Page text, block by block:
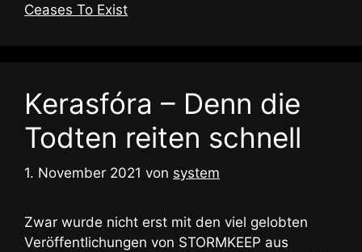
Ceases To Exist
Kerasfóra – Denn die
Todten reiten schnell
1. November 2021 von system
Zwar wurde nicht erst mit den viel gelobten
Veröffentlichungen von STORMKEEP aus